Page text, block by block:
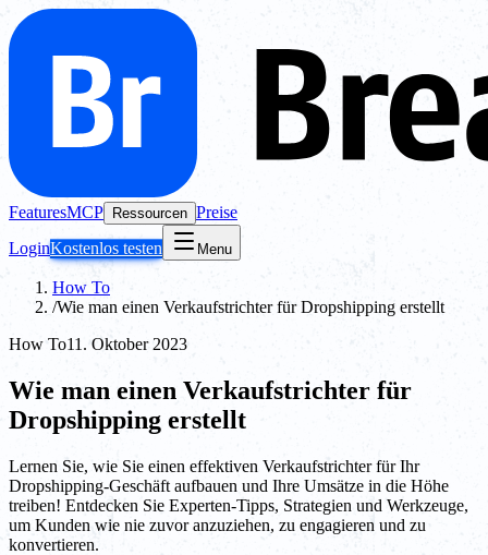
FeaturesMCP Ressourcen Preise
LoginKostenlos testen Menu
How To
/Wie man einen Verkaufstrichter für Dropshipping erstellt
How To11. Oktober 2023
Wie man einen Verkaufstrichter für
Dropshipping erstellt
Lernen Sie, wie Sie einen effektiven Verkaufstrichter für Ihr
Dropshipping-Geschäft aufbauen und Ihre Umsätze in die Höhe
treiben! Entdecken Sie Experten-Tipps, Strategien und Werkzeuge,
um Kunden wie nie zuvor anzuziehen, zu engagieren und zu
konvertieren.